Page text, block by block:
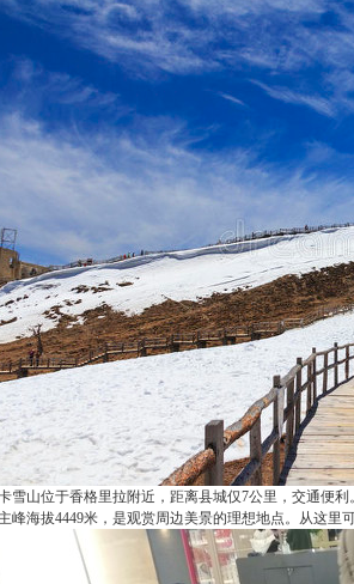
雪山位于香格里拉附近，距离县城仅7公里，交通便
峰海拔4449米，是观赏周边美景的理想地点。从这里